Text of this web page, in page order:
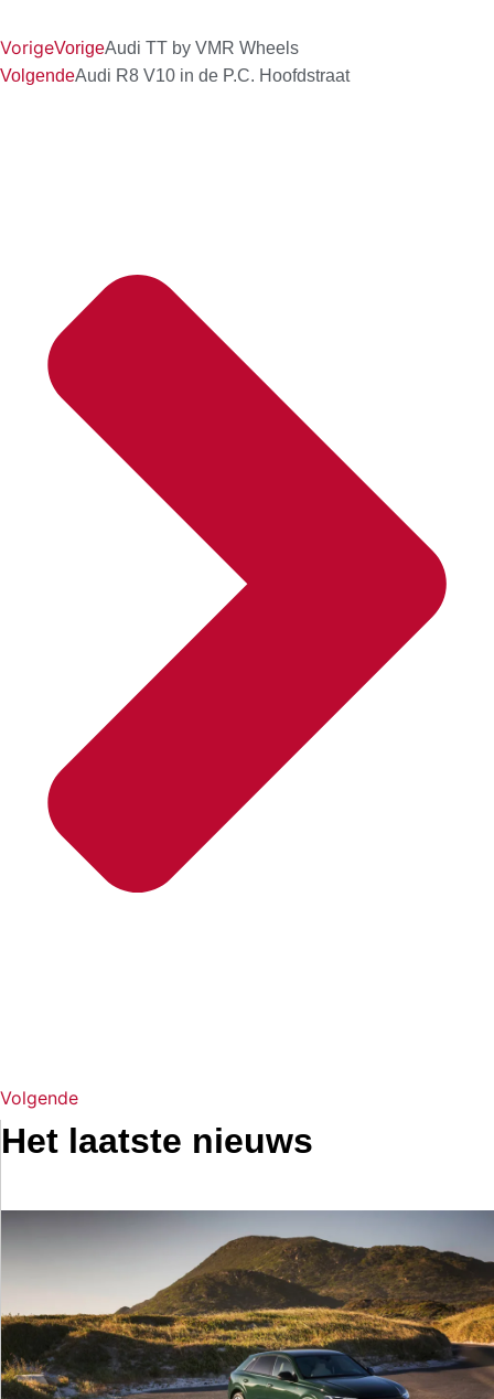
VorigeVorigeAudi TT by VMR Wheels
VolgendeAudi R8 V10 in de P.C. Hoofdstraat
Volgende
Het laatste nieuws